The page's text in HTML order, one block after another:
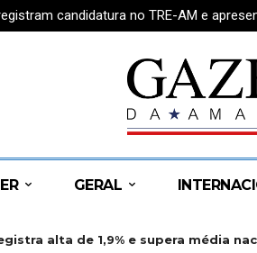
candidatura no TRE-AM e
GERAL
alta de 1,9% e supera média